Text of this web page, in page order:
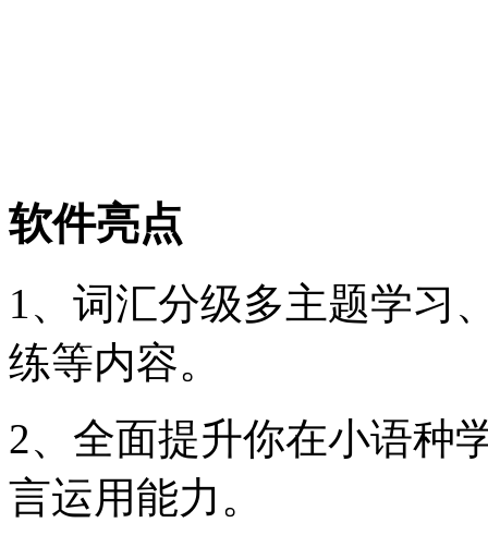
软件亮点
1、词汇分级多主题学习
练等内容。
2、全面提升你在小语种
言运用能力。